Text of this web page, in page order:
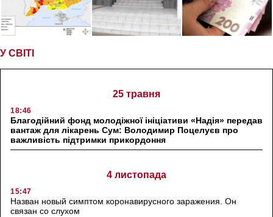
У СВІТІ
25 травня
18:46
Благодійний фонд молодіжної ініціативи «Надія» передав
вантаж для лікарень Сум: Володимир Поцелуєв про
важливість підтримки прикордоння
4 листопада
15:47
Назван новый симптом коронавирусного заражения. Он
связан со слухом